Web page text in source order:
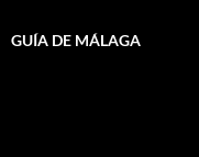
GUÍA DE MÁLAGA